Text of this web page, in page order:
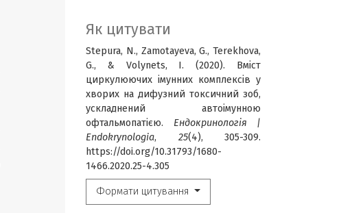
Як цитувати
Stepura, N., Zamotayeva, G., Terekhova,
G., & Volynets, I. (2020). Вміст
циркулюючих імунних комплексів у
хворих на дифузний токсичний зоб,
ускладнений автоімунною
офтальмопатією. Ендокринологія |
Endokrynologia, 25(4), 305-309.
https://doi.org/10.31793/1680-
1466.2020.25-4.305
Формати цитування